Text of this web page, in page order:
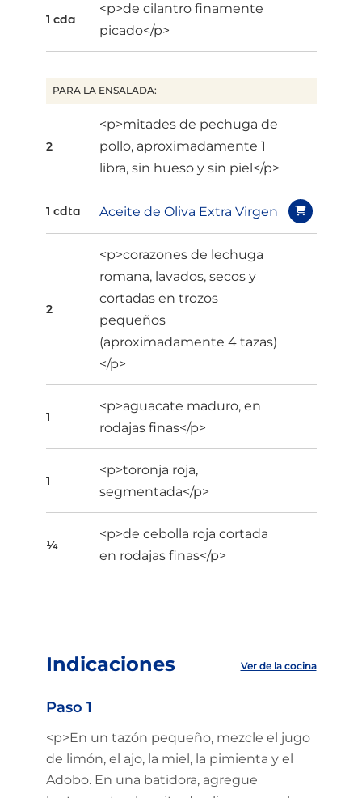
1 cda
<p>de cilantro finamente
picado</p>
PARA LA ENSALADA:
2
<p>mitades de pechuga de
pollo, aproximadamente 1
libra, sin hueso y sin piel</p>
1 cdta Aceite de Oliva Extra Virgen
2
<p>corazones de lechuga
romana, lavados, secos y
cortadas en trozos
pequeños
(aproximadamente 4 tazas)
</p>
1
<p>aguacate maduro, en
rodajas finas</p>
1
<p>toronja roja,
segmentada</p>
¼
<p>de cebolla roja cortada
en rodajas finas</p>
Indicaciones Ver de la cocina
Paso 1
<p>En un tazón pequeño, mezcle el jugo
de limón, el ajo, la miel, la pimienta y el
Adobo. En una batidora, agregue